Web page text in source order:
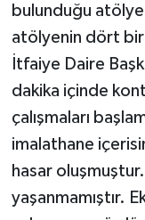
bulunduğu
atölyenin dört bir
İtfaiye Daire
dakika içinde
çalışmaları
imalathane
hasar
yaşanmamıştır.